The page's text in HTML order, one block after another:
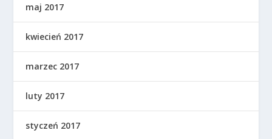
maj 2017
kwiecień 2017
marzec 2017
luty 2017
styczeń 2017